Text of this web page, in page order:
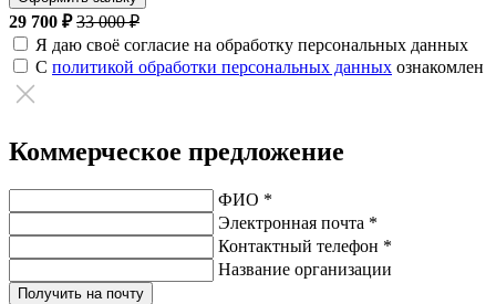
29 700 ₽ 33 000 ₽
Я даю своё согласие на обработку персональных данных
С политикой обработки персональных данных ознакомлен
Коммерческое предложение
ФИО *
Электронная почта *
Контактный телефон *
Название организации
Получить на почту